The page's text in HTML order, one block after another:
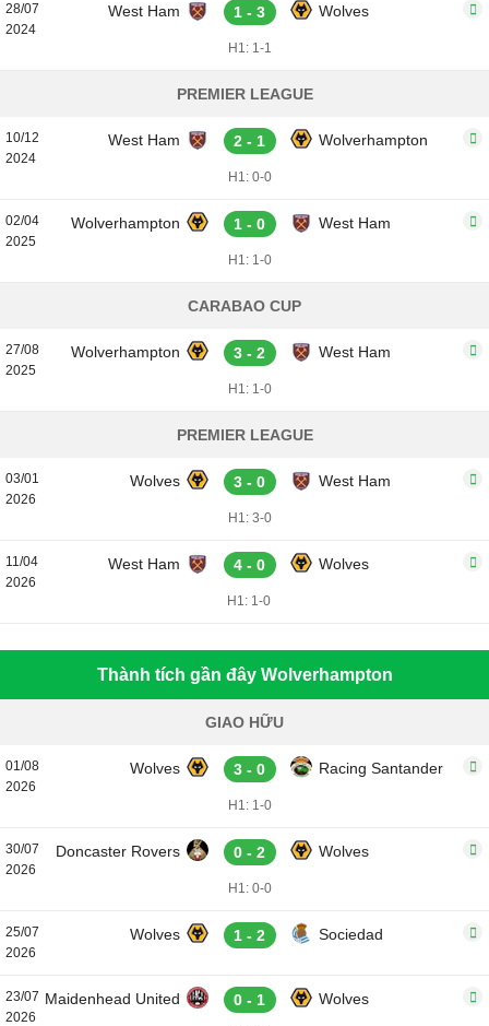
28/07
2024
West Ham 1 - 3 Wolves
H1: 1-1
PREMIER LEAGUE
10/12
2024
West Ham 2 - 1 Wolverhampton
H1: 0-0
02/04
2025
Wolverhampton 1 - 0 West Ham
H1: 1-0
CARABAO CUP
27/08
2025
Wolverhampton 3 - 2 West Ham
H1: 1-0
PREMIER LEAGUE
03/01
2026
Wolves 3 - 0 West Ham
H1: 3-0
11/04
2026
West Ham 4 - 0 Wolves
H1: 1-0
Thành tích gần đây Wolverhampton
GIAO HỮU
01/08
2026
Wolves 3 - 0 Racing Santander
H1: 1-0
30/07
2026
Doncaster Rovers 0 - 2 Wolves
H1: 0-0
25/07
2026
Wolves 1 - 2 Sociedad
23/07
2026
Maidenhead United 0 - 1 Wolves